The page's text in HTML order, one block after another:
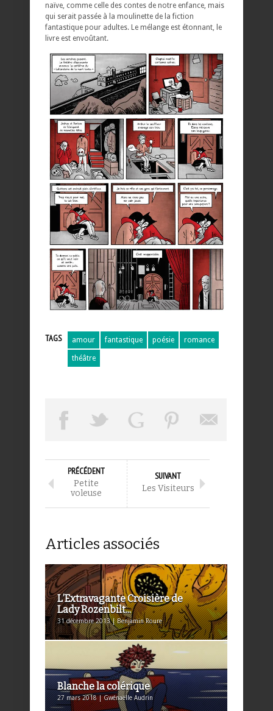
naïve, comme celle des contes de notre enfance, mais
qui serait passée à la moulinette de la fiction
fantastique pour adultes. Le mélange est étonnant, le
livre est envoûtant.
TAGS amour fantastique poésie romance
théâtre
PRÉCÉDENT
Petite
voleuse
SUIVANT
Les Visiteurs
Articles associés
L’Extravagante Croisière de
Lady Rozenbilt...
31 décembre 2013 | Benjamin Roure
Blanche la colérique
27 mars 2018 | Gwénaëlle Audrin